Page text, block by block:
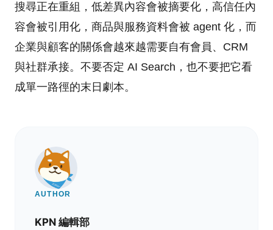
搜尋正在重組，低差異內容會被摘要化，高信任內
容會被引用化，商品與服務資料會被 agent 化，而
企業與顧客的關係會越來越需要自有會員、CRM
與社群承接。不要否定 AI Search，也不要把它看
成單一路徑的末日劇本。
AUTHOR
KPN 編輯部